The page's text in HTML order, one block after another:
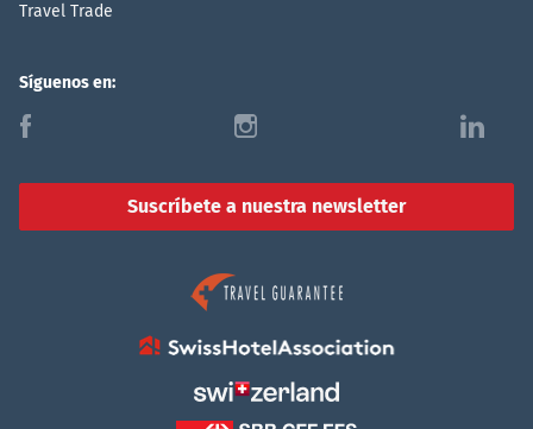
Travel Trade
Síguenos en:
f i l
Suscríbete a nuestra newsletter